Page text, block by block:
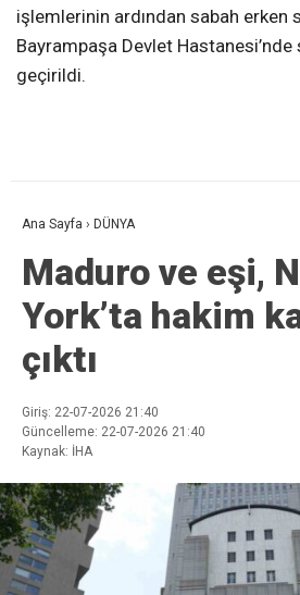
işlemlerinin ardından sabah erken
Bayrampaşa Devlet
geçirildi.
Ana Sayfa › DÜNYA
Maduro ve eşi,
York’ta hakim
çıktı
Giriş: 22-07-2026 21:40
Güncelleme: 22-07-2026 21:40
Kaynak: İHA